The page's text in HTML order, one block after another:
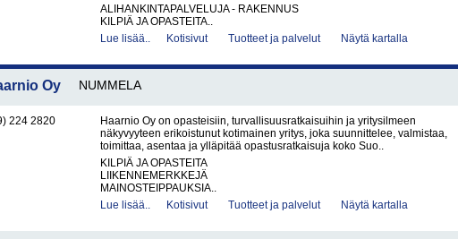
ALIHANKINTAPALVELUJA - RAKENNUS
KILPIÄ JA OPASTEITA..
Lue lisää..
Kotisivut Tuotteet ja palvelut Näytä kartalla
Oy NUMMELA
224 2820
Haarnio Oy on opasteisiin, turvallisuusratkaisuihin ja yritysilmeen
näkyvyyteen erikoistunut kotimainen yritys, joka suunnittelee, valmistaa,
toimittaa, asentaa ja ylläpitää opastusratkaisuja koko Suo..
KILPIÄ JA OPASTEITA
LIIKENNEMERKKEJÄ
MAINOSTEIPPAUKSIA..
Lue lisää..
Kotisivut Tuotteet ja palvelut Näytä kartalla